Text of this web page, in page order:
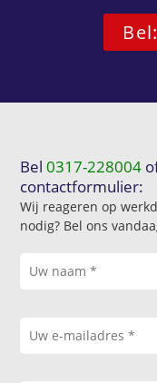
Bel0317-228004
contactformulier:
Wij reageren op
nodig? Bel ons